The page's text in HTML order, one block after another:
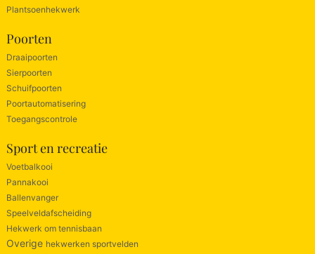
Plantsoenhekwerk
Poorten
Draaipoorten
Sierpoorten
Schuifpoorten
Poortautomatisering
Toegangscontrole
Sport en recreatie
Voetbalkooi
Pannakooi
Ballenvanger
Speelveldafscheiding
Hekwerk om tennisbaan
Overige hekwerken sportvelden